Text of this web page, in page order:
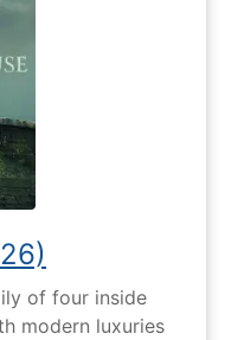
of four inside
modern luxuries